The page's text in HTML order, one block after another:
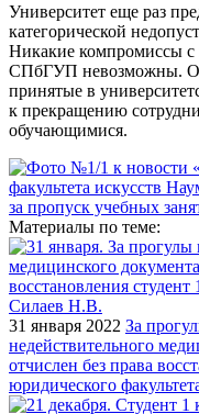
Университет еще раз
категорической
Никакие компромиссы с
СПбГУП невозможны.
принятые в
к прекращению
обучающимися.
Материалы по теме:
31 января 2022 За
недействительного
отчислен без права
юридического